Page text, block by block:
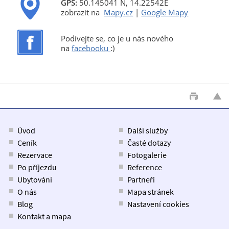
GPS: 50.145041 N, 14.22542E
zobrazit na Mapy.cz | Google Mapy
Podívejte se, co je u nás nového
nafacebooku :)
Úvod
Ceník
Rezervace
Po příjezdu
Ubytování
O nás
Blog
Kontakt a mapa
Další služby
Časté dotazy
Fotogalerie
Reference
Partneři
Mapa stránek
Nastavení cookies